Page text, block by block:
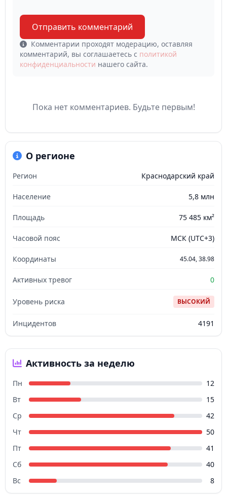
Отправить комментарий
Комментарии проходят модерацию, оставляя
комментарий, вы соглашаетесь с политикой
конфиденциальности нашего сайта.
Пока нет комментариев. Будьте первым!
О регионе
Регион Краснодарский край
Население 5,8 млн
Площадь 75 485 км²
Часовой пояс МСК (UTC+3)
Координаты 45.04, 38.98
Активных тревог 0
Уровень риска ВЫСОКИЙ
Инцидентов 4191
Активность за неделю
Пн
12
Вт
15
Ср
42
Чт
50
Пт
41
Сб
40
Вс
8